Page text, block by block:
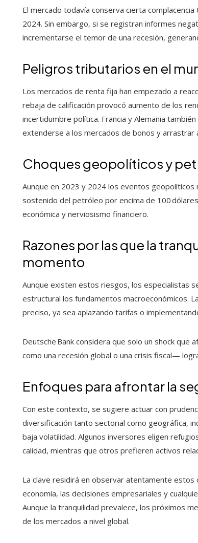
El mercado todavía conserva cierta
2024. Sin embargo, si se registran informes
incrementarse el temor de una recesión,
Peligros tributarios en el
Los mercados de renta fija han empezado a
rebaja de calificación provocó aumento de los
incertidumbre política. Francia y Alemania
extenderse a los mercados de bonos y arrastrar
Choques geopolíticos y
Aunque en 2023 y 2024 los eventos
sostenido del petróleo por encima de 100
económica y nerviosismo financiero.
Razones por las que la
momento
Aunque existen estos riesgos, los especialistas
estructural los fundamentos macroeconómicos.
preciso, ya sea aplazando tarifas o
Deutsche Bank considera que solo un shock
como una recesión global o una crisis fiscal—
Enfoques para afrontar la
Con este contexto, se sugiere actuar con
diversificación tanto sectorial como geográfica,
baja volatilidad. Algunos inversores eligen
calidad, mientras que otros prefieren activos
La clave residirá en observar atentamente estos
economía, las decisiones empresariales y
Aunque la tranquilidad prevalece, los próximos
de los mercados a nivel global.